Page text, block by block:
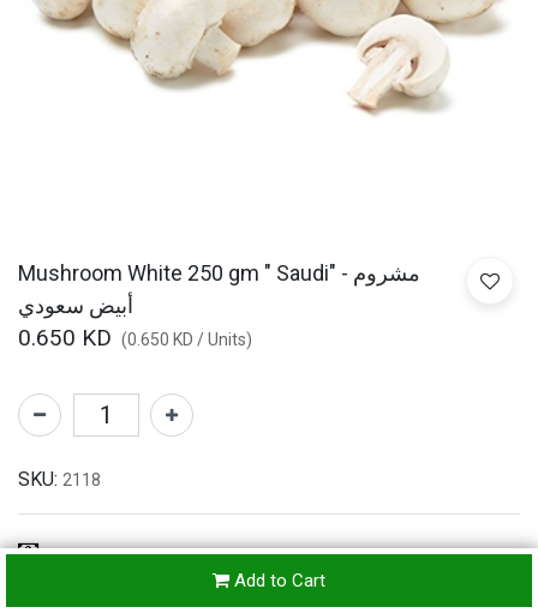
Mushroom White 250 gm " Saudi" - مشروم
أبيض سعودي
0.650 KD (0.650 KD /Units)
Add to Cart
SKU: 2118
Refunds & Returns Accepted
24-